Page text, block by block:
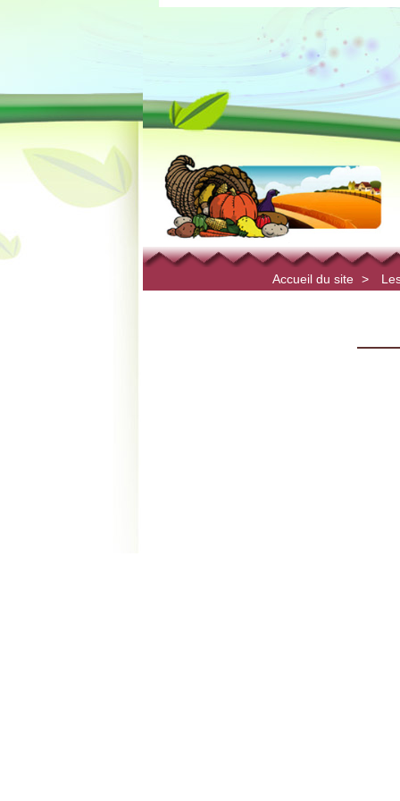
Accueil du site >